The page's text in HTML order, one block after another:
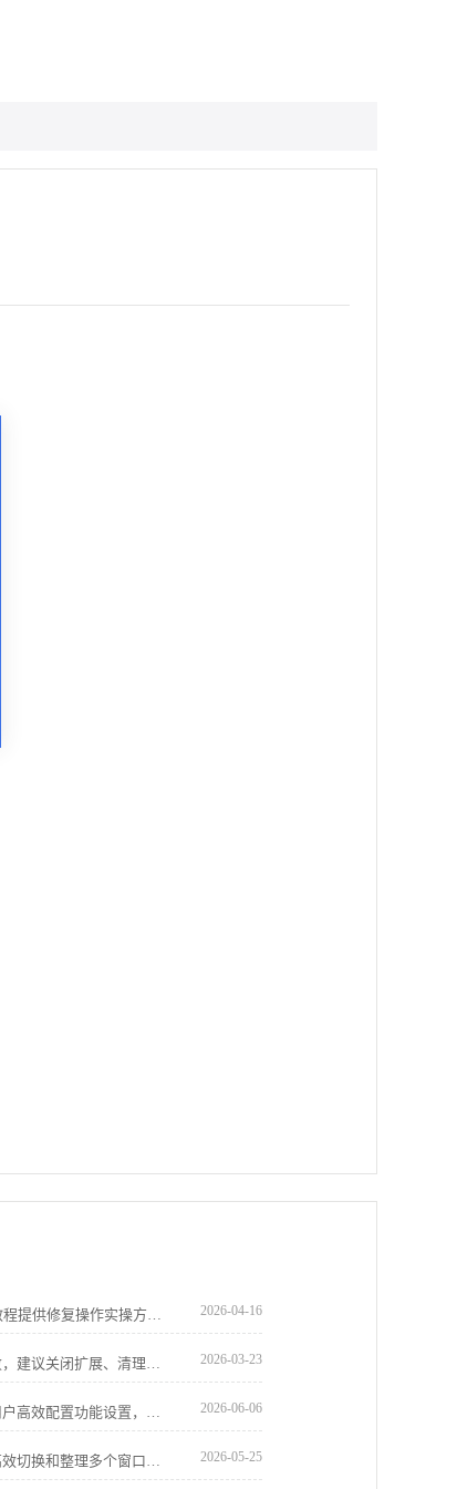
Google浏览器插件安装失败会影响功能使用，教程提供修复操作实操方法，帮助用户确保插件正常可用。 2026-04-16
谷歌浏览器下载页面无响应，常因脚本加载失败，建议关闭扩展、清理缓存并检查网络状态改善体验。 2026-03-23
谷歌浏览器移动端功能优化与管理教程，帮助用户高效配置功能设置，提升移动端浏览性能和操作体验，实现流畅便捷的使用效果。 2026-06-06
谷歌浏览器支持多窗口操作同步管理，用户可高效切换和整理多个窗口，提升办公与浏览效率。 2026-05-25